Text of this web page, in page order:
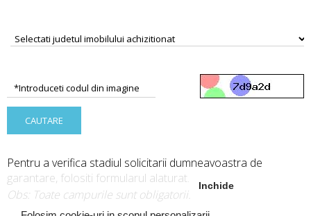
Inchide
*Introduceti codul din imagine
Pentru a verifica stadiul solicitarii dumneavoastra de
garantare, folositi formularul alaturat.
Obs: Toate campurile sunt obligatorii.